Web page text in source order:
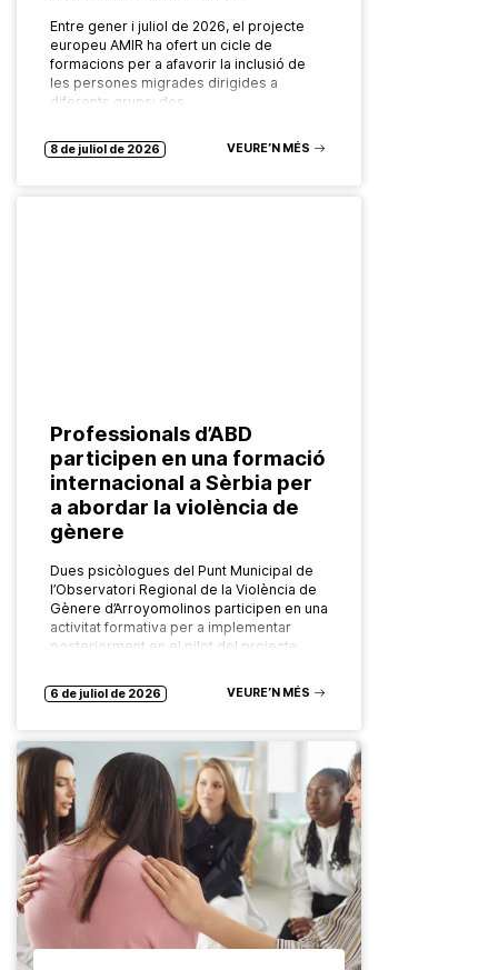
Entre gener i juliol de 2026, el projecte
europeu AMIR ha ofert un cicle de
formacions per a afavorir la inclusió de
les persones migrades dirigides a
diferents grups: des…
8 de juliol de 2026 VEURE’N MÉS
Professionals d’ABD
participen en una formació
internacional a Sèrbia per
a abordar la violència de
gènere
Dues psicòlogues del Punt Municipal de
l’Observatori Regional de la Violència de
Gènere d’Arroyomolinos participen en una
activitat formativa per a implementar
posteriorment en el pilot del projecte
6 de juliol de 2026 VEURE’N MÉS